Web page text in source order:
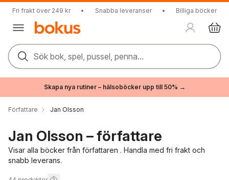
Fri frakt över 249 kr • Snabba leveranser • Billiga böcker
Sök bok, spel, pussel, penna...
Skapa nya rutiner – hälsoböcker upp till 50% →
Författare Jan Olsson
Jan Olsson – författare
Visar alla böcker från författaren . Handla med fri frakt och
snabb leverans.